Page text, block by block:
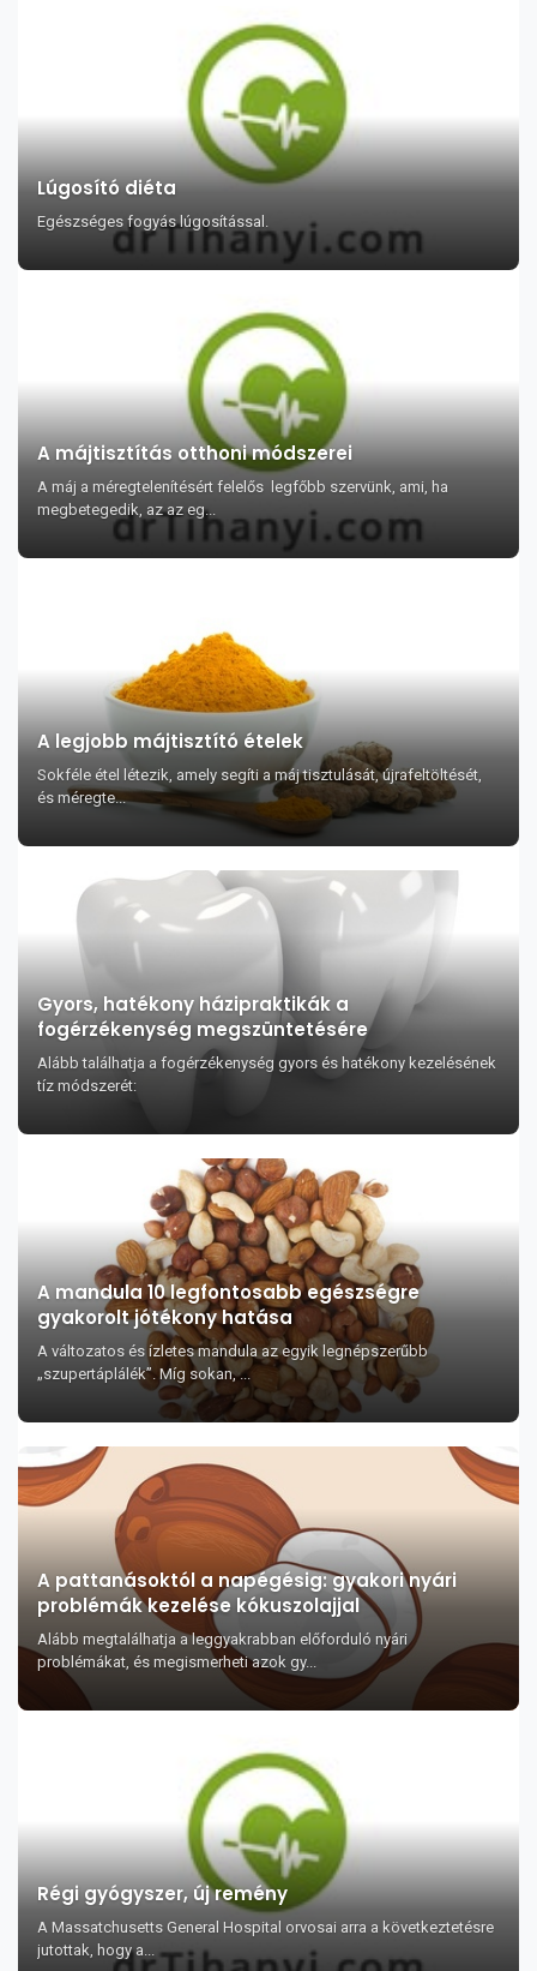
Lúgosító diéta
Egészséges fogyás lúgosítással.
A májtisztítás otthoni módszerei
A máj a méregtelenítésért felelős legfőbb szervünk, ami, ha
megbetegedik, az az eg...
A legjobb májtisztító ételek
Sokféle étel létezik, amely segíti a máj tisztulását, újrafeltöltését,
és méregte...
Gyors, hatékony házipraktikák a
fogérzékenység megszüntetésére
Alább találhatja a fogérzékenység gyors és hatékony kezelésének
tíz módszerét:
A mandula 10 legfontosabb egészségre
gyakorolt jótékony hatása
A változatos és ízletes mandula az egyik legnépszerűbb
„szupertáplálék”. Míg sokan, ...
A pattanásoktól a napégésig: gyakori nyári
problémák kezelése kókuszolajjal
Alább megtalálhatja a leggyakrabban előforduló nyári
problémákat, és megismerheti azok gy...
Régi gyógyszer, új remény
A Massatchusetts General Hospital orvosai arra a következtetésre
jutottak, hogy a...